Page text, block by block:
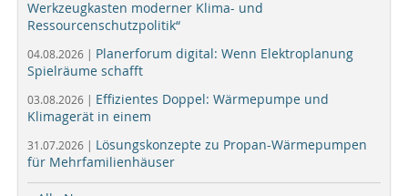
Werkzeugkasten moderner Klima- und
Ressourcenschutzpolitik“
04.08.2026 | Planerforum digital: Wenn Elektroplanung
Spielräume schafft
03.08.2026 | Effizientes Doppel: Wärmepumpe und
Klimagerät in einem
31.07.2026 | Lösungskonzepte zu Propan-Wärmepumpen
für Mehrfamilienhäuser